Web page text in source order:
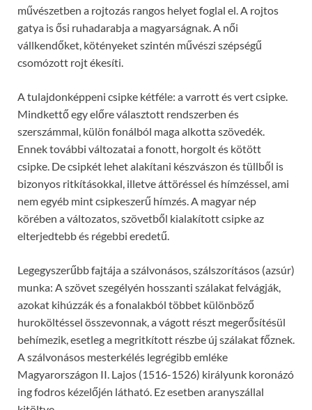
művészetben a rojtozás rangos helyet foglal el. A rojtos
gatya is ősi ruhadarabja a magyarságnak. A női
vállkendőket, kötényeket szintén művészi szépségű
csomózott rojt ékesíti.
A tulajdonképpeni csipke kétféle: a varrott és vert csipke.
Mindkettő egy előre választott rendszerben és
szerszámmal, külön fonálból maga alkotta szövedék.
Ennek további változatai a fonott, horgolt és kötött
csipke. De csipkét lehet alakítani készvászon és tüllből is
bizonyos ritkításokkal, illetve áttöréssel és hímzéssel, ami
nem egyéb mint csipkeszerű hímzés. A magyar nép
körében a változatos, szövetből kialakított csipke az
elterjedtebb és régebbi eredetű.
Legegyszerűbb fajtája a szálvonásos, szálszorításos (azsúr)
munka: A szövet szegélyén hosszanti szálakat felvágják,
azokat kihúzzák és a fonalakból többet különböző
huroköltéssel összevonnak, a vágott részt megerősítésül
behímezik, esetleg a megritkított részbe új szálakat főznek.
A szálvonásos mesterkélés legrégibb emléke
Magyarországon II. Lajos (1516-1526) királyunk koronázó
ing fodros kézelőjén látható. Ez esetben aranyszállal